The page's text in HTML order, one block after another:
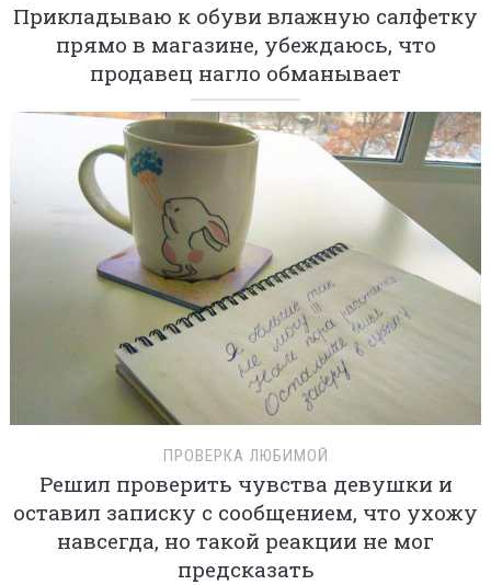
Прикладываю к обуви влажную салфетку
прямо в магазине, убеждаюсь, что
продавец нагло обманывает
ПРОВЕРКА ЛЮБИМОЙ
Решил проверить чувства девушки и
оставил записку с сообщением, что ухожу
навсегда, но такой реакции не мог
предсказать